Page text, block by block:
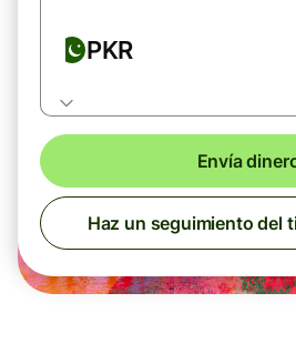
PKR
Envía
Haz un seguimiento del